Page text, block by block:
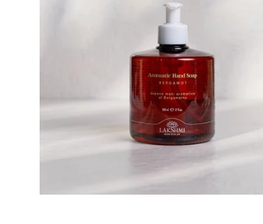
Aggiungi al carrello